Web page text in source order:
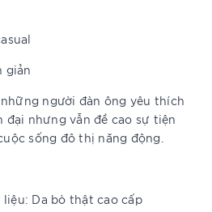
giản
người đàn ông yêu thích
đại nhưng vẫn đề cao sự tiện
sống đô thị năng động.
Da bò thật cao cấp